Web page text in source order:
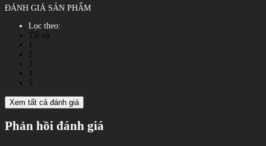
ĐÁNH GIÁ SẢN PHẨM
Lọc theo:
Tất cả
2
3
4
5
Xem tất cả đánh giá
Phản hồi đánh giá